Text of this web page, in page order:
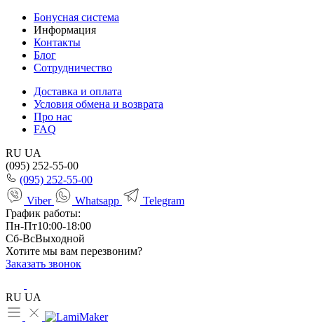
Бонусная система
Информация
Контакты
Блог
Сотрудничество
Доставка и оплата
Условия обмена и возврата
Про нас
FAQ
RU UA
(095) 252-55-00
(095) 252-55-00
Viber
Whatsapp
Telegram
График работы:
Пн-Пт10:00-18:00
Сб-ВсВыходной
Хотите мы вам перезвоним?
Заказать звонок
RU UA